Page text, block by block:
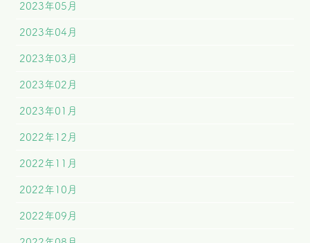
2023年05月
2023年04月
2023年03月
2023年02月
2023年01月
2022年12月
2022年11月
2022年10月
2022年09月